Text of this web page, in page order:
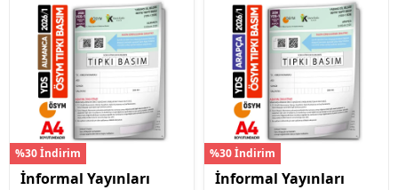
%30 İndirim
İnformal Yayınları
%30 İndirim
İnformal Yayınları